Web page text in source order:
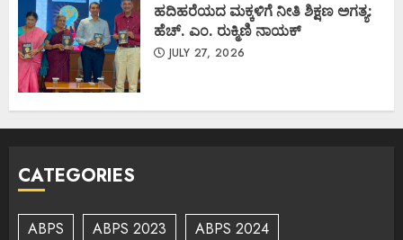
ಹದಿಹರೆಯದ ಮಕ್ಕಳಿಗೆ ನೀತಿ ಶಿಕ್ಷಣ ಅಗತ್ಯ:
ಹೆಚ್. ಎಂ. ರುಕ್ಮಿಣಿ ನಾಯಕ್
JULY 27, 2026
CATEGORIES
ABPS ABPS 2023
ABPS 2024